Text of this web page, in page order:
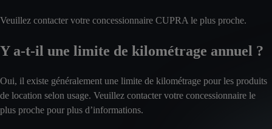
Veuillez contacter votre concessionnaire CUPRA le plus proche.
Y a-t-il une limite de kilométrage annuel ?
Oui, il existe généralement une limite de kilométrage pour les produits
de location selon usage. Veuillez contacter votre concessionnaire le
plus proche pour plus d’informations.